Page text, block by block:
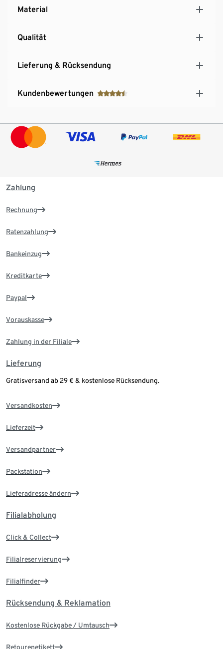
Material
Qualität
Lieferung & Rücksendung
Kundenbewertungen
Zahlung
Rechnung
Ratenzahlung
Bankeinzug
Kreditkarte
Paypal
Vorauskasse
Zahlung in der Filiale
Lieferung
Gratisversand ab 29 € & kostenlose Rücksendung.
Versandkosten
Lieferzeit
Versandpartner
Packstation
Lieferadresse ändern
Filialabholung
Click & Collect
Filialreservierung
Filialfinder
Rücksendung & Reklamation
Kostenlose Rückgabe / Umtausch
Retourenetikett